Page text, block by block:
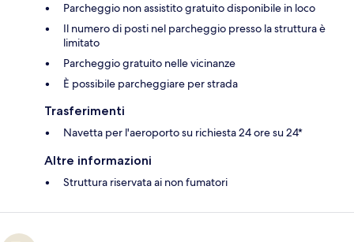
Parcheggio non assistito gratuito disponibile in loco
Il numero di posti nel parcheggio presso la struttura è
limitato
Parcheggio gratuito nelle vicinanze
È possibile parcheggiare per strada
Trasferimenti
Navetta per l'aeroporto su richiesta 24 ore su 24*
Altre informazioni
Struttura riservata ai non fumatori